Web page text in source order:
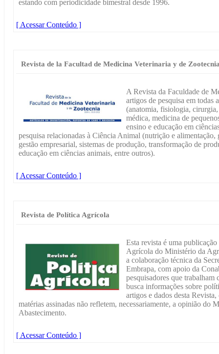
estando com periodicidade bimestral desde 1996.
[ Acessar Conteúdo ]
Revista de la Facultad de Medicina Veterinaria y de
A Revista da Faculdade de
artigos de pesquisa em todas
(anatomia, fisiologia,
médica, medicina de
ensino e educação em
pesquisa relacionadas à Ciência Animal (nutrição e
gestão empresarial, sistemas de produção, transformação de
educação em ciências animais, entre outros).
[ Acessar Conteúdo ]
Revista de Política Agrícola
Esta revista é uma
Agrícola do Ministério da
a colaboração técnica da
Embrapa, com apoio da
pesquisadores que
busca informações sobre
artigos e dados desta
matérias assinadas não refletem, necessariamente, a opinião do
Abastecimento.
[ Acessar Conteúdo ]